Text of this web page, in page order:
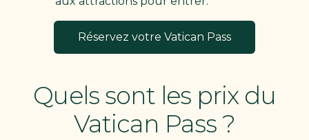
Réservez votre Vatican Pass
Quels sont les prix du
Vatican Pass ?